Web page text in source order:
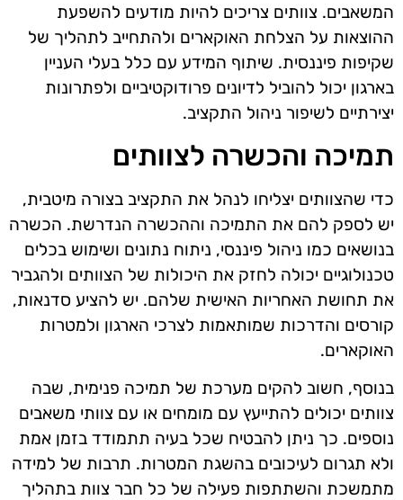
המשאבים. צוותים צריכים להיות מודעים להשפעת
ההוצאות על הצלחת האוקארים ולהתחייב לתהליך של
שקיפות פיננסית. שיתוף המידע עם כלל בעלי העניין
בארגון יכול להוביל לדיונים פרודוקטיביים ולפתרונות
יצירתיים לשיפור ניהול התקציב.
תמיכה והכשרה לצוותים
כדי שהצוותים יצליחו לנהל את התקציב בצורה מיטבית,
יש לספק להם את התמיכה וההכשרה הנדרשת. הכשרה
בנושאים כמו ניהול פיננסי, ניתוח נתונים ושימוש בכלים
טכנולוגיים יכולה לחזק את היכולות של הצוותים ולהגביר
את תחושת האחריות האישית שלהם. יש להציע סדנאות,
קורסים והדרכות שמותאמות לצרכי הארגון ולמטרות
האוקארים.
בנוסף, חשוב להקים מערכת של תמיכה פנימית, שבה
צוותים יכולים להתייעץ עם מומחים או עם צוותי משאבים
נוספים. כך ניתן להבטיח שכל בעיה תתמודד בזמן אמת
ולא תגרום לעיכובים בהשגת המטרות. תרבות של למידה
מתמשכת והשתתפות פעילה של כל חבר צוות בתהליך